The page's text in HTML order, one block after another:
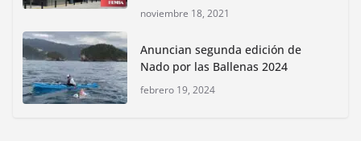
bioculturales para promover
huertos urbanos y jardines
polinizadores
noviembre 18, 2021
Anuncian segunda edición de
Nado por las Ballenas 2024
febrero 19, 2024